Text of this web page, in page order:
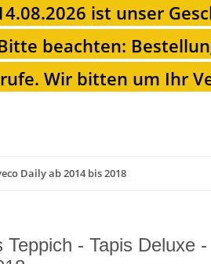
ist unser
beachten:
Wir bitten um Ihr
Daily ab 2014 bis 2018
- Tapis Deluxe